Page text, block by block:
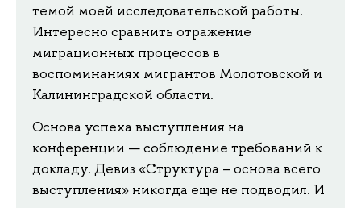
темой моей исследовательской работы.
Интересно сравнить отражение
миграционных процессов в
воспоминаниях мигрантов Молотовской и
Калининградской области.
Основа успеха выступления на
конференции — соблюдение требований к
докладу. Девиз «Структура – основа всего
выступления» никогда еще не подводил. И